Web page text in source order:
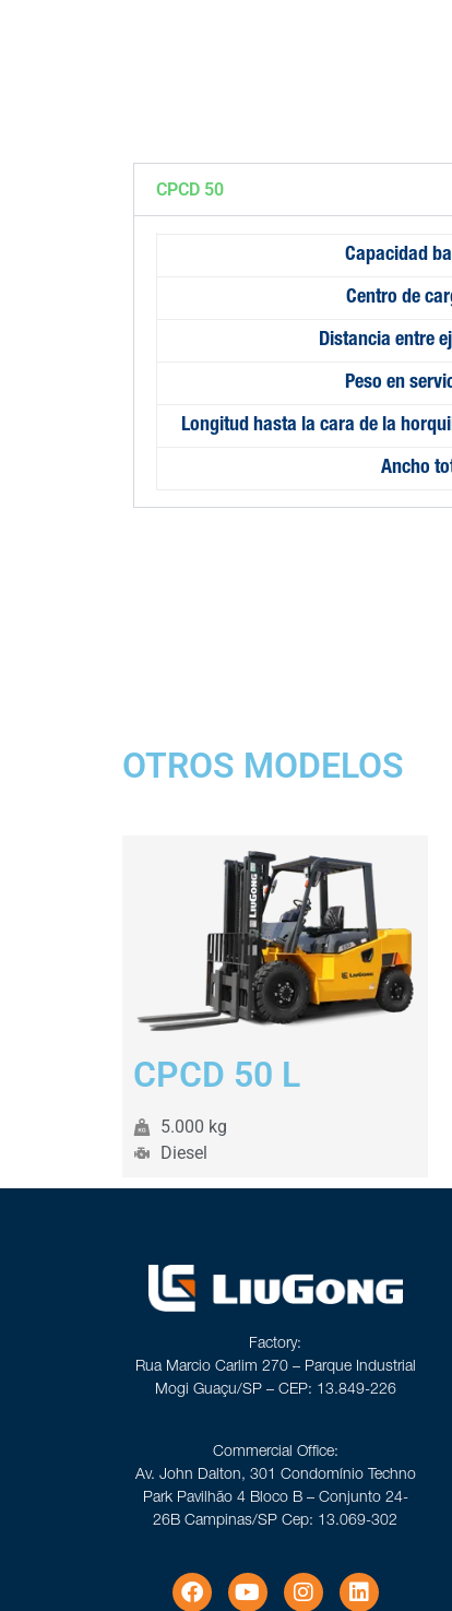
CPCD 50
Capacidad
Centro de
Distancia entre
Peso en
Longitud hasta la cara de la
Ancho
OTROS MODELOS
CPCD 50 L
5.000 kg
Diesel
Factory:
Rua Marcio Carlim 270 – Parque Industrial
Mogi Guaçu/SP – CEP: 13.849-226
Commercial Office:
Av. John Dalton, 301 Condomínio Techno
Park Pavilhão 4 Bloco B – Conjunto 24-
26B Campinas/SP Cep: 13.069-302